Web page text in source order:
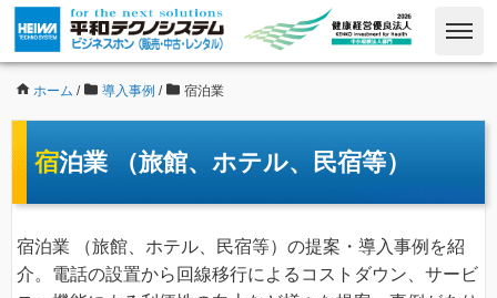
ホーム / 導入事例 / 宿泊業
宿泊業 （旅館、ホテル、民宿等）
宿泊業 （旅館、ホテル、民宿等）の提案・導入事例を紹
介。電話の設置から回線移行によるコストダウン、サービ